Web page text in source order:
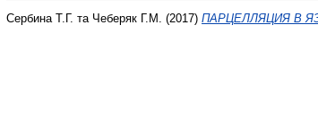
Сербина Т.Г. та Чеберяк Г.М. (2017) ПАРЦЕЛЛЯЦИЯ В